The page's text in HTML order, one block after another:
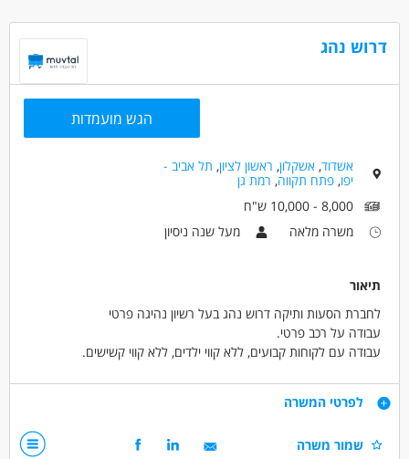
יכולת עבודה בשעות אחר הצהריים וערב (14:00-21:00)
רק פניות מתאימות תיעננה.
דרושים בתחום
חינוך, הוראה והדרכה - מדריך/ה
חינוך, הוראה והדרכה - מורה פרטי/ת
מאפייני משרה
עד שנה ניסיון
עבודה בשעות גמישות
עבודה מהבית
עבודה מיידית
דרוש נהג
הגש מועמדות
אשדוד,אשקלון, ראשון לציון, תל אביב -
יפו,פתח תקווה, רמת גן
8,000 - 10,000 ש"ח
משרה מלאה
מעל שנה ניסיון
תיאור
לחברת הסעות ותיקה דרוש נהג בעל רשיון נהיגה פרטי
עבודה על רכב פרטי.
עבודה עם לקוחות קבועים, ללא קווי ילדים, ללא קווי קשישים.
דרישות
גיל 24+
לפרטי המשרה
שמור משרה